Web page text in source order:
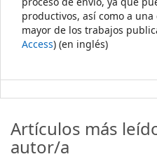
productivos, así como a
mayor de los trabajos
Access) (en inglés)
Artículos más
autor/a